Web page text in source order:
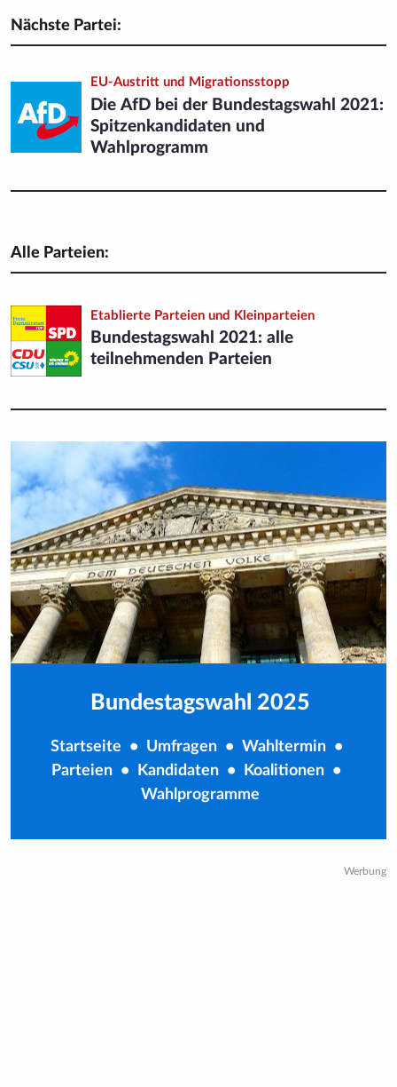
Nächste Partei:
EU-Austritt und Migrationsstopp
Die AfD bei der Bundestagswahl 2021:
Spitzen­kandidaten und
Wahlprogramm
Alle Parteien:
Etablierte Parteien und Kleinparteien
Bundestagswahl 2021: alle
teilnehmenden Parteien
Bundestagswahl 2025
Startseite • Umfragen• Wahltermin•
Parteien • Kandidaten • Koalitionen •
Wahlprogramme
Werbung